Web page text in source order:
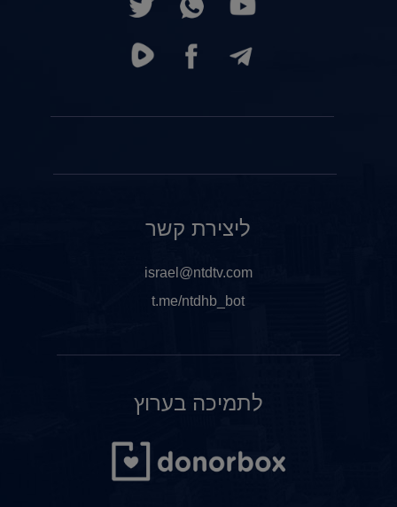
לתמיכה בערוץ
ליצירת קשר
israel@ntdtv.com
t.me/ntdhb_bot